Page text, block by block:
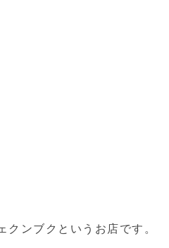
ンブクというお店です。